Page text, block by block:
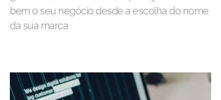
bem o seu negócio desde a escolha do nome
da sua marca